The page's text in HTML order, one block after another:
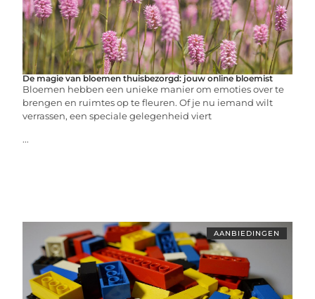
De magie van bloemen thuisbezorgd: jouw online bloemist
Bloemen hebben een unieke manier om emoties over te
brengen en ruimtes op te fleuren. Of je nu iemand wilt
verrassen, een speciale gelegenheid viert
...
AANBIEDINGEN